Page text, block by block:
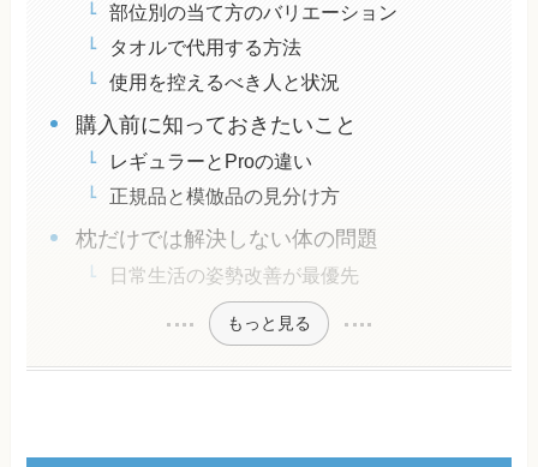
部位別の当て方のバリエーション
タオルで代用する方法
使用を控えるべき人と状況
購入前に知っておきたいこと
レギュラーとProの違い
正規品と模倣品の見分け方
枕だけでは解決しない体の問題
日常生活の姿勢改善が最優先
もっと見る